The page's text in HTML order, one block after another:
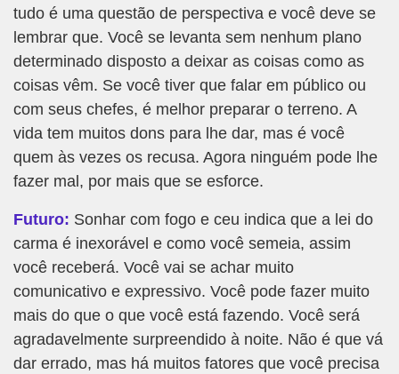
tudo é uma questão de perspectiva e você deve se
lembrar que. Você se levanta sem nenhum plano
determinado disposto a deixar as coisas como as
coisas vêm. Se você tiver que falar em público ou
com seus chefes, é melhor preparar o terreno. A
vida tem muitos dons para lhe dar, mas é você
quem às vezes os recusa. Agora ninguém pode lhe
fazer mal, por mais que se esforce.
Futuro: Sonhar com fogo e ceu indica que a lei do
carma é inexorável e como você semeia, assim
você receberá. Você vai se achar muito
comunicativo e expressivo. Você pode fazer muito
mais do que o que você está fazendo. Você será
agradavelmente surpreendido à noite. Não é que vá
dar errado, mas há muitos fatores que você precisa